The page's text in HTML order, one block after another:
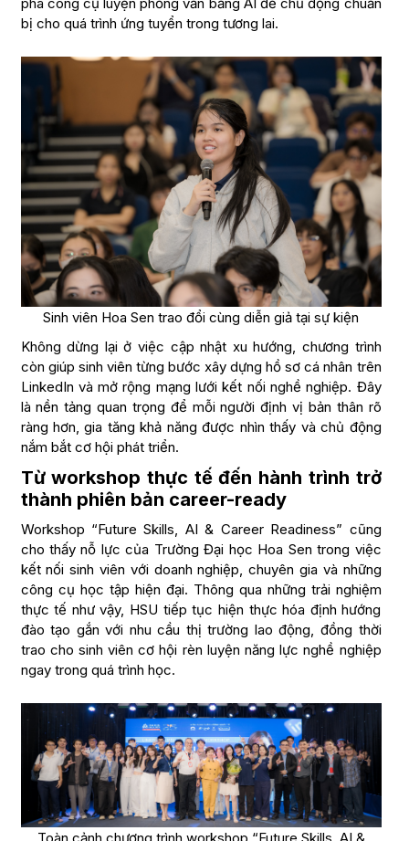
phá công cụ luyện phỏng vấn bằng AI để chủ động chuẩn
bị cho quá trình ứng tuyển trong tương lai.
Sinh viên Hoa Sen trao đổi cùng diễn giả tại sự kiện
Không dừng lại ở việc cập nhật xu hướng, chương trình
còn giúp sinh viên từng bước xây dựng hồ sơ cá nhân trên
LinkedIn và mở rộng mạng lưới kết nối nghề nghiệp. Đây
là nền tảng quan trọng để mỗi người định vị bản thân rõ
ràng hơn, gia tăng khả năng được nhìn thấy và chủ động
nắm bắt cơ hội phát triển.
Từ workshop thực tế đến hành trình trở
thành phiên bản career-ready
Workshop “Future Skills, AI & Career Readiness” cũng
cho thấy nỗ lực của Trường Đại học Hoa Sen trong việc
kết nối sinh viên với doanh nghiệp, chuyên gia và những
công cụ học tập hiện đại. Thông qua những trải nghiệm
thực tế như vậy, HSU tiếp tục hiện thực hóa định hướng
đào tạo gắn với nhu cầu thị trường lao động, đồng thời
trao cho sinh viên cơ hội rèn luyện năng lực nghề nghiệp
ngay trong quá trình học.